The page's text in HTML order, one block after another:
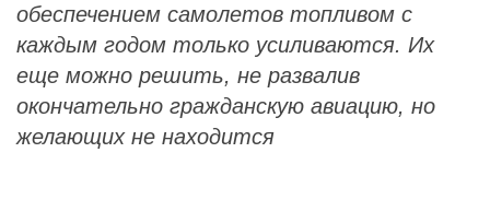
обеспечением самолетов топливом с
каждым годом только усиливаются. Их
еще можно решить, не развалив
окончательно гражданскую авиацию, но
желающих не находится